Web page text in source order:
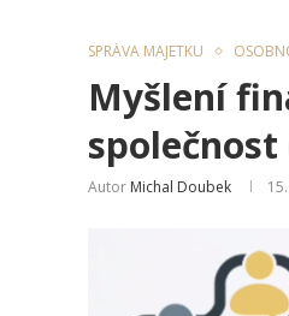
SPRÁVA MAJETKU
Myšlení
Autor Michal Doubek